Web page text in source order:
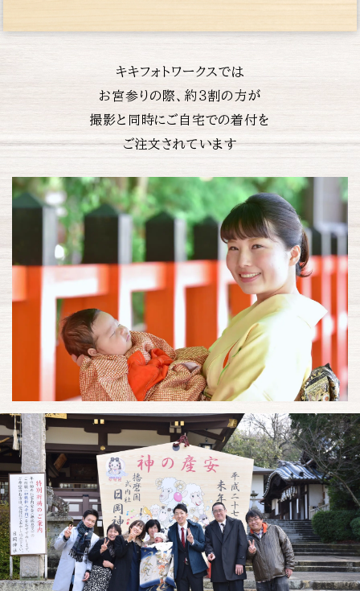
キキフォトワークスでは
お宮参りの際、約３割の方が
撮影と同時にご自宅での着付を
ご注文されています